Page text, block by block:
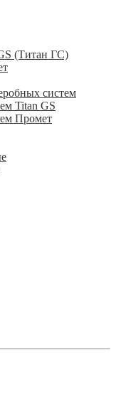
(Титан ГС)
систем
Titan GS
Промет